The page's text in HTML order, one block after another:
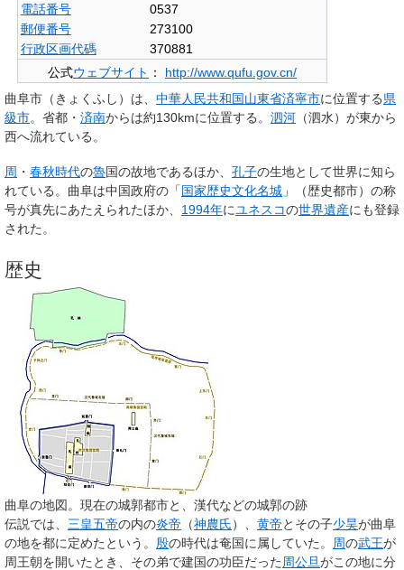
電話番号
0537
郵便番号
273100
行政区画代碼
370881
公式ウェブサイト ：
http://www.qufu.gov.cn/
曲阜市 （きょくふし）は、 中華人民共和国山東省済寧市に位置する県
級市。省都・ 済南からは約130kmに位置する。 泗河 （泗水）が東から
西へ流れている。
周 ・ 春秋時代の魯国の故地であるほか、 孔子の生地として世界に知ら
れている。曲阜は中国政府の「国家歴史文化名城 」（歴史都市）の称
号が真先にあたえられたほか、 1994年にユネスコの世界遺産にも登録
された。
歴史
曲阜の地図。現在の城郭都市と、漢代などの城郭の跡
伝説では、 三皇五帝の内の炎帝 （神農氏）、 黄帝とその子少昊が曲阜
の地を都に定めたという。 殷の時代は奄国に属していた。 周の武王が
周王朝を開いたとき、その弟で建国の功臣だった 周公旦がこの地に分